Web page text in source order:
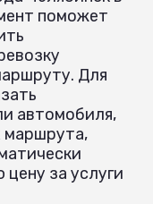
поможет
Для
автомобиля,
маршрута,
за услуги